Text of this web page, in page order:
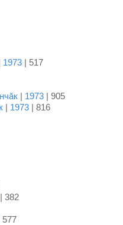
1973 | 517
| 1973 | 905
| 1973 | 816
| 382
577